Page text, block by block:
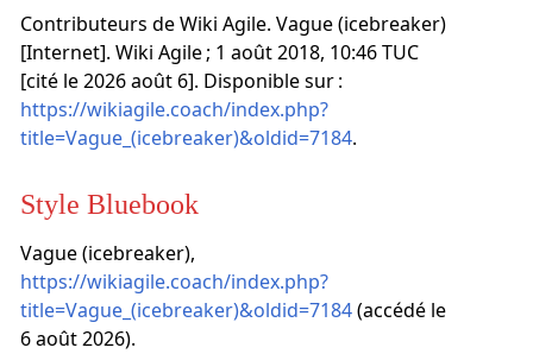
Contributeurs de Wiki Agile. Vague (icebreaker)
[Internet]. Wiki Agile ; 1 août 2018, 10:46 TUC
[cité le 2026 août 6]. Disponible sur :
https://wikiagile.coach/index.php?
title=Vague_(icebreaker)&oldid=7184.
Style Bluebook
Vague (icebreaker),
https://wikiagile.coach/index.php?
title=Vague_(icebreaker)&oldid=7184(accédé le
6 août 2026).